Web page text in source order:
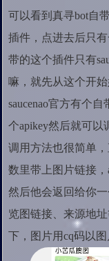
可以看到真寻bot自
插件，点进去后只有
带的这个插件只有
嘛，就先从这个开始
saucenao官方有个
个apikey然后就可以
调用方法也很简单
数里带上图片链接，
然后他会返回给你
览图链接、来源地
下，图片用cq码以